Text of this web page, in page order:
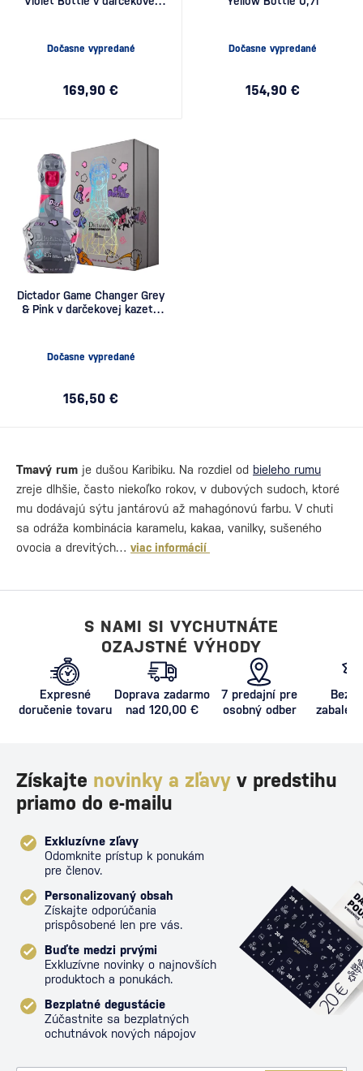
Dočasne vypredané
169,90 €
Dočasne vypredané
154,90 €
Dictador Game Changer Grey
& Pink v darčekovej kazete
Dočasne vypredané
156,50 €
Tmavý rum je dušou Karibiku. Na rozdiel od bieleho rumu
zreje dlhšie, často niekoľko rokov, v dubových sudoch, ktoré
mu dodávajú sýtu jantárovú až mahagónovú farbu. V chuti
sa odráža kombinácia karamelu, kakaa, vanilky, sušeného
ovocia a drevitých… viac informácií
S NAMI SI VYCHUTNÁTE
OZAJSTNÉ VÝHODY
Expresné
doručenie tovaru
Doprava zadarmo
nad 120,00 €
7 predajní pre
osobný odber
Získajte novinky a zľavy v predstihu
priamo do e-mailu
Exkluzívne zľavy
Odomknite prístup k ponukám
pre členov.
Personalizovaný obsah
Získajte odporúčania
prispôsobené len pre vás.
Buďte medzi prvými
Exkluzívne novinky o najnovších
produktoch a ponukách.
Bezplatné degustácie
Zúčastnite sa bezplatných
ochutnávok nových nápojov